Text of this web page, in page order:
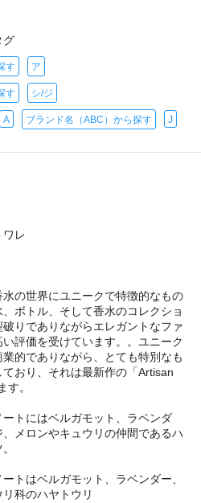
グ
す ア
す シ/ジ
A ブランド名（ABC）から探す J
ワレ
の世界にユニークで特徴的なもの
ボトル、そして香水のコレクショ
りでありながらエレガントなファ
評価を受けています。。ユニーク
的でありながら、とても特別なも
おり、それは最新作の「Artisan
す。
トにはベルガモット、ラベンダ
メロンやキュウリの仲間であるハ
トはベルガモット、ラベンダー、
科のハヤトウリ